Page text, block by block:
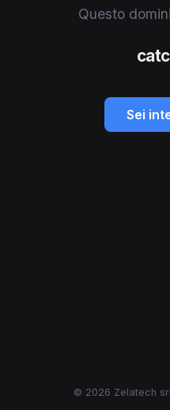
Questo
Sei
© 2026 Zelatech srl